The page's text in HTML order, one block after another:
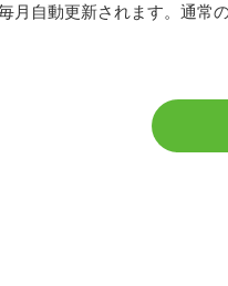
月自動更新されます。通常